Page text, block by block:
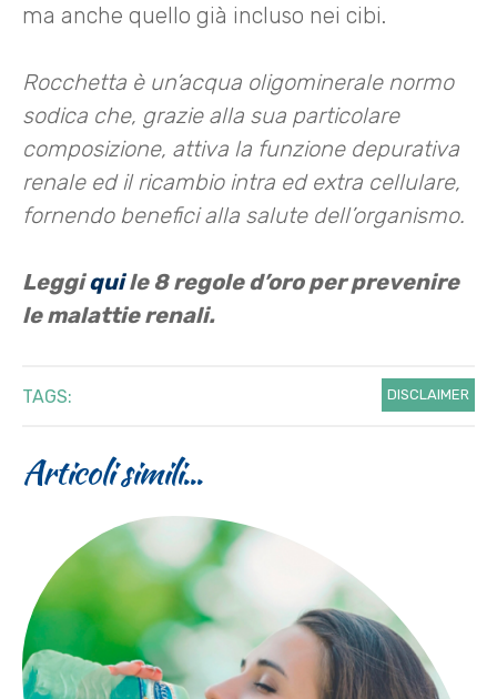
ma anche quello già incluso nei cibi.
Rocchetta è un’acqua oligominerale normo
sodica che, grazie alla sua particolare
composizione, attiva la funzione depurativa
renale ed il ricambio intra ed extra cellulare,
fornendo benefici alla salute dell’organismo.
Leggiquile 8 regole d’oro per prevenire
le malattie renali.
TAGS: DISCLAIMER
Articoli simili...